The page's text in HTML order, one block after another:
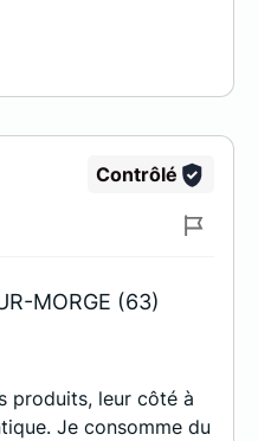
Contrôlé
MORGE (63)
produits, leur côté à
Je consomme du